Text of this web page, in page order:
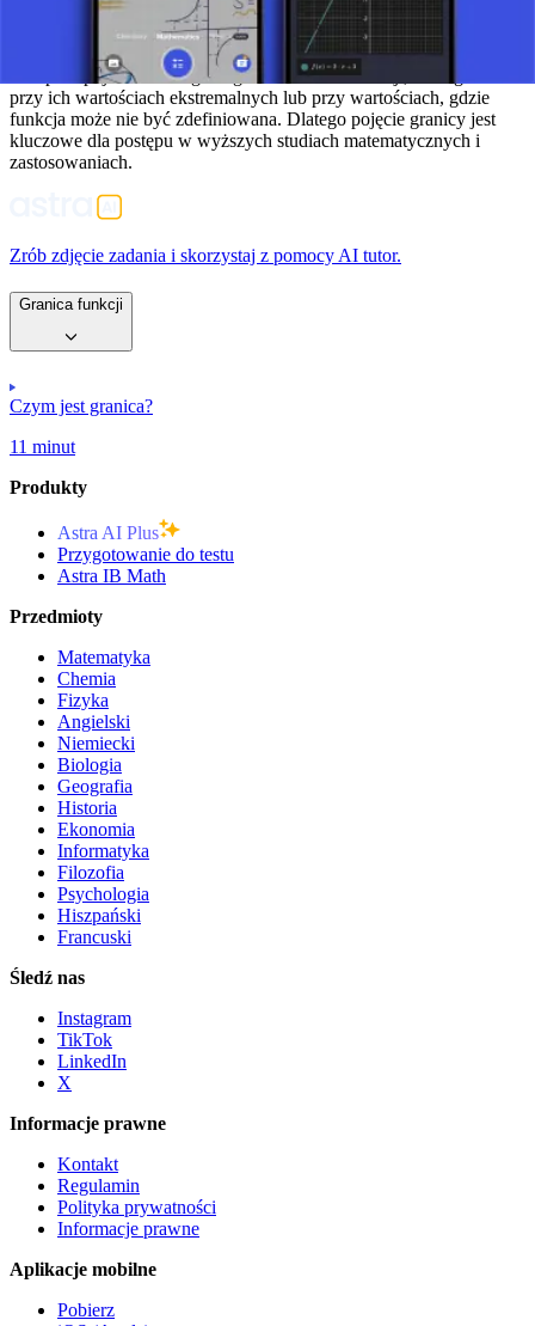
Granica jest fundamentalnym pojęciem w analizie matematycznej i
odgrywa kluczową rolę w definiowaniu pochodnych, całek i w
wielu innych dziedzinach matematyki. Zrozumienie granic pozwala
na lepsze pojmowanie ogólnego zachowania funkcji, szczególnie
przy ich wartościach ekstremalnych lub przy wartościach, gdzie
funkcja może nie być zdefiniowana. Dlatego pojęcie granicy jest
kluczowe dla postępu w wyższych studiach matematycznych i
zastosowaniach.
Zrób zdjęcie zadania i skorzystaj z pomocy AI tutor.
Granica funkcji
Czym jest granica?
11 minut
Produkty
Astra AI Plus
Przygotowanie do testu
Astra IB Math
Przedmioty
Matematyka
Chemia
Fizyka
Angielski
Niemiecki
Biologia
Geografia
Historia
Ekonomia
Informatyka
Filozofia
Psychologia
Hiszpański
Francuski
Śledź nas
Instagram
TikTok
LinkedIn
X
Informacje prawne
Kontakt
Regulamin
Polityka prywatności
Informacje prawne
Aplikacje mobilne
Pobierz